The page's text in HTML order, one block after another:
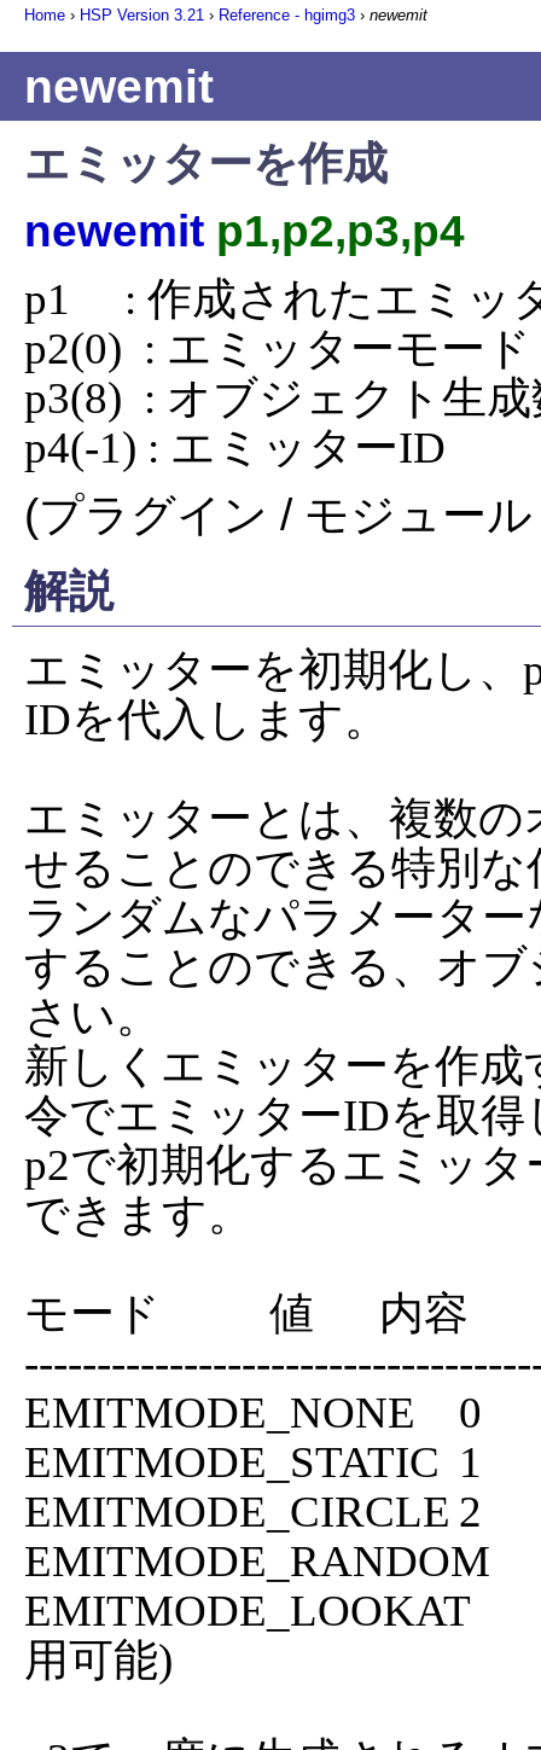
Home › HSP Version 3.21 › Reference - hgimg3 › newemit
newemit
エミッターを作成
newemit p1,p2,p3,p4
p1     : 作成されたエミッ
p2(0)  : エミッターモード
p3(8)  : オブジェクト生
p4(-1) : エミッターID
(プラグイン / モジュー
解説
エミッターを初期化し
IDを代入します。
エミッターとは、複数
せることのできる特別な
ランダムなパラメータ
することのできる、オ
さい。
新しくエミッターを作
令でエミッターIDを取
p2で初期化するエミッ
できます。
モード          値      内容
EMITMODE_NONE	0	何もしない
EMITMODE_STATIC	1	出現のみで移動しない
EMITMODE_CIRCLE	2	同心円状に移動
EMITMODE_RANDOM	3	ランダムな方向に移動
EMITMODE_LOOKAT	16	移動方向に向ける(他と併
用可能)